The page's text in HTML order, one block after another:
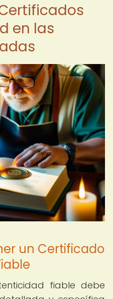
en las
un Certificado
fiable debe